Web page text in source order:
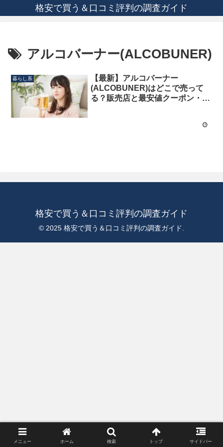
格安で買う＆口コミ評判の調査ガイド
アルコバーナー(ALCOBUNER)
暮らし系
【最新】アルコバーナー
(ALCOBUNER)はどこで売って
る？販売店と最安値クーポン・キ
格安で買う＆口コミ評判の調査ガイド
© 2025 格安で買う＆口コミ評判の調査ガイド.
メニュー ホーム 検索 トップ サイドバー